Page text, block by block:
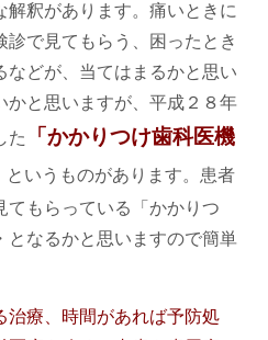
解釈があります。痛いときに
で見てもらう、困ったとき
などが、当てはまるかと思い
かと思いますが、平成２８年
た
「かかりつけ歯科医機
というものがあります。患者
てもらっている「かかりつ
となるかと思いますので簡単
治療、時間があれば予防処